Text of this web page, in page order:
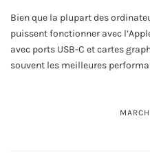
Bien que la plupart des
puissent fonctionner avec
avec ports USB-C et cartes
souvent les meilleures